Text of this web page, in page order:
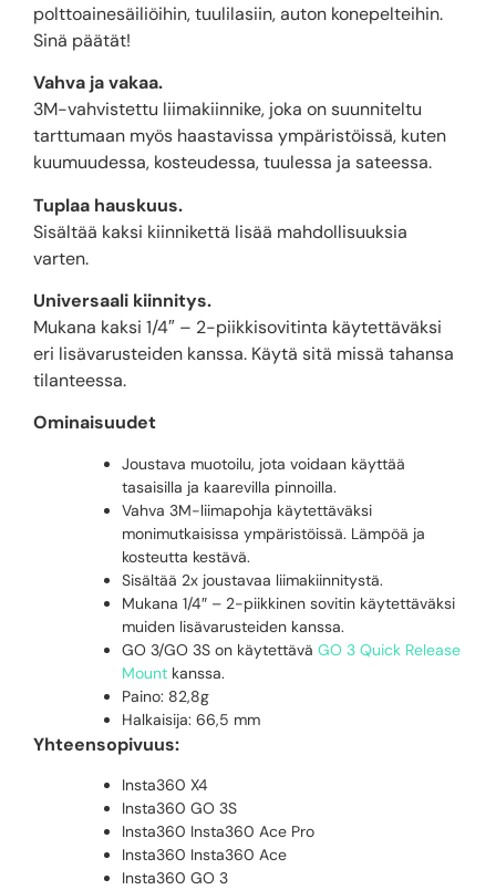
polttoainesäiliöihin, tuulilasiin, auton konepelteihin.
Sinä päätät!
Vahva ja vakaa.
3M-vahvistettu liimakiinnike, joka on suunniteltu
tarttumaan myös haastavissa ympäristöissä, kuten
kuumuudessa, kosteudessa, tuulessa ja sateessa.
Tuplaa hauskuus.
Sisältää kaksi kiinnikettä lisää mahdollisuuksia
varten.
Universaali kiinnitys.
Mukana kaksi 1/4″ – 2-piikkisovitinta käytettäväksi
eri lisävarusteiden kanssa. Käytä sitä missä tahansa
tilanteessa.
Ominaisuudet
Joustava muotoilu, jota voidaan käyttää
tasaisilla ja kaarevilla pinnoilla.
Vahva 3M-liimapohja käytettäväksi
monimutkaisissa ympäristöissä. Lämpöä ja
kosteutta kestävä.
Sisältää 2x joustavaa liimakiinnitystä.
Mukana 1/4″ – 2-piikkinen sovitin käytettäväksi
muiden lisävarusteiden kanssa.
GO 3/GO 3S on käytettävä GO 3 Quick Release
Mount kanssa.
Paino: 82,8g
Halkaisija: 66,5 mm
Yhteensopivuus:
Insta360 X4
Insta360 GO 3S
Insta360 Insta360 Ace Pro
Insta360 Insta360 Ace
Insta360 GO 3